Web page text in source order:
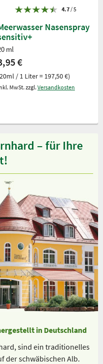
4.7/ 5
Nasenspray
ml
€
/ 1 Liter = 197,50 €)
MwSt. zzgl. Versandkosten
– für Ihre
in Deutschland
sind ein traditionelles
der schwäbischen Alb.